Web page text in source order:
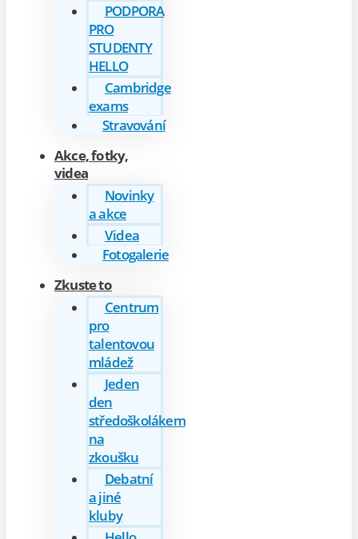
PODPORA
PRO
STUDENTY
HELLO
Cambridge
exams
Stravování
Akce, fotky,
videa
Novinky
a akce
Videa
Fotogalerie
Zkuste to
Centrum
pro
talentovou
mládež
Jeden
den
středoškolákem
na
zkoušku
Debatní
a jiné
kluby